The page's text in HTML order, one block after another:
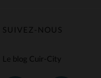
SUIVEZ-NOUS
Le blog Cuir-City